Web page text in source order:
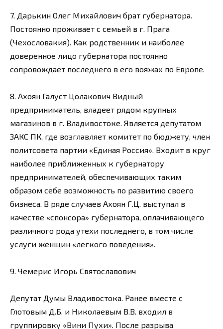
7. Дарькин Олег Михайлович брат губернатора.
Постоянно проживает с семьей в г. Прага
(Чехословакия). Как родственник и наиболее
доверенное лицо губернатора постоянно
сопровождает последнего в его вояжах по Европе.
8. Ахоян Галуст Цолакович Видный
предприниматель, владеет рядом крупных
магазинов в г. Владивостоке. Является депутатом
ЗАКС ПК, где возглавляет комитет по бюджету, член
политсовета партии «Единая Россия». Входит в круг
наиболее приближенных к губернатору
предпринимателей, обеспечивающих таким
образом себе возможность по развитию своего
бизнеса. В ряде случаев Ахоян Г.Ц. выступал в
качестве «спонсора» губернатора, оплачивающего
различного рода утехи последнего, в том числе
услуги женщин «легкого поведения».
9. Чемерис Игорь Святославович
Депутат Думы Владивостока. Ранее вместе с
Глотовым Д.Б. и Николаевым В.В. входил в
группировку «Вини Пухи». После разрыва